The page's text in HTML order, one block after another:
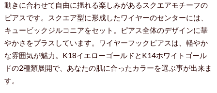
動きに合わせて自由に揺れる楽しみがあるスクエアモチーフの
ピアスです。スクエア型に形成したワイヤーのセンターには、
キュービックジルコニアをセット。ピアス全体のデザインに華
やかさをプラスしています。ワイヤーフックピアスは、軽やか
な雰囲気が魅力。K18イエローゴールドとK14ホワイトゴール
ドの2種類展開で、あなたの肌に合ったカラーを選ぶ事が出来ま
す。